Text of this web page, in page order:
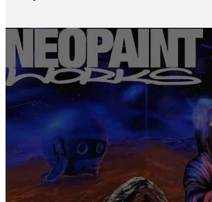
képekkel és látványtervekkel segítjük
Születésnapokra vagy bármilyen
éppúgy lehetőség van, mint a
felfestésére. A kész kép